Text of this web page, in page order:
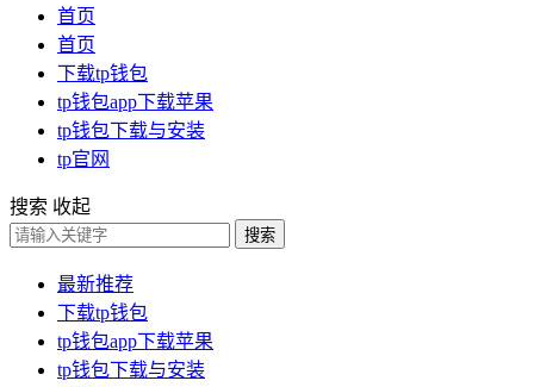
首页
首页
下载tp钱包
tp钱包app下载苹果
tp钱包下载与安装
tp官网
搜索 收起
搜索
最新推荐
下载tp钱包
tp钱包app下载苹果
tp钱包下载与安装